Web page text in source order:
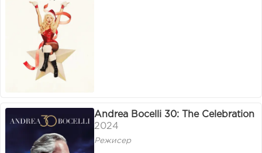
Andrea Bocelli 30: The Celebration
2024
Режисер